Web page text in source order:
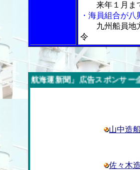
来年１月ま
・海員組合が
九州船員地
令
聞」広告スポンサー企業
山中造
佐々木